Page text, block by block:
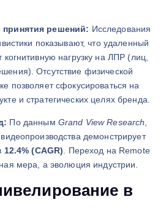
решений: Исследования
показывают, что удаленный
когнитивную нагрузку на ЛПР (лиц,
Отсутствие физической
позволяет сфокусироваться на
и стратегических целях бренда.
По данным Grand View Research
демонстрирует
12.4% (CAGR) . Переход на Remote
мера, а эволюция индустрии.
в